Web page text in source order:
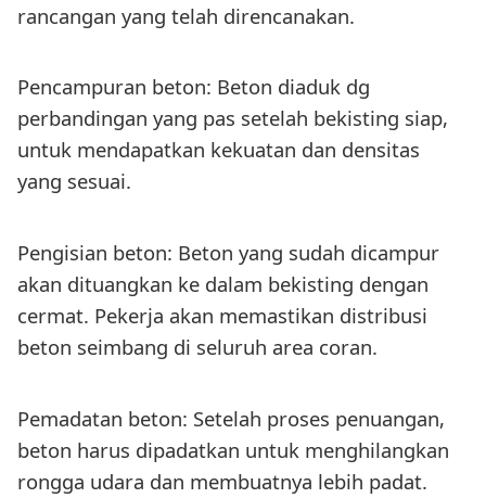
rancangan yang telah direncanakan.
Pencampuran beton: Beton diaduk dg
perbandingan yang pas setelah bekisting siap,
untuk mendapatkan kekuatan dan densitas
yang sesuai.
Pengisian beton: Beton yang sudah dicampur
akan dituangkan ke dalam bekisting dengan
cermat. Pekerja akan memastikan distribusi
beton seimbang di seluruh area coran.
Pemadatan beton: Setelah proses penuangan,
beton harus dipadatkan untuk menghilangkan
rongga udara dan membuatnya lebih padat.